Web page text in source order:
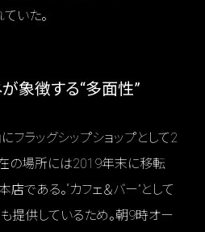
いた。
象徴する“多面性”
フラッグシップショップとして2
の場所には2019年末に移転
である。“カフェ＆バー”として
提供しているため。朝9時オー